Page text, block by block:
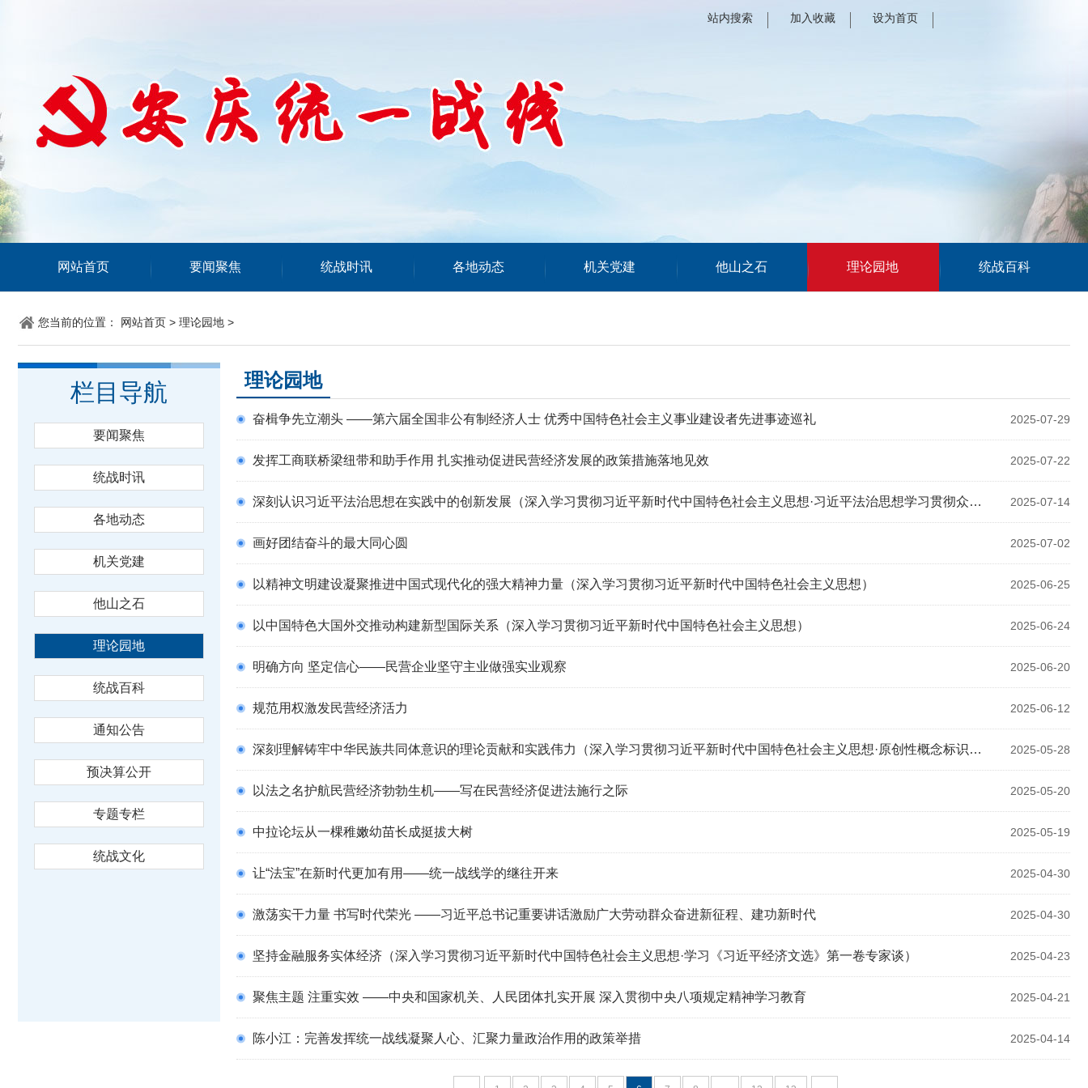
站内搜索 加入收藏 设为首页
网站首页 要闻聚焦 统战时讯 各地动态 机关党建 他山之石 理论园地 统战百科
您当前的位置： 网站首页 > 理论园地 >
栏目导航
要闻聚焦
统战时讯
各地动态
机关党建
他山之石
理论园地
统战百科
通知公告
预决算公开
专题专栏
统战文化
理论园地
2025-07-29
奋楫争先立潮头 ——第六届全国非公有制经济人士 优秀中国特色社会主义事业建设者先进事迹巡礼
2025-07-22
发挥工商联桥梁纽带和助手作用 扎实推动促进民营经济发展的政策措施落地见效
2025-07-14
深刻认识习近平法治思想在实践中的创新发展（深入学习贯彻习近平新时代中国特色社会主义思想·习近平法治思想学习贯彻众论）
2025-07-02
画好团结奋斗的最大同心圆
2025-06-25
以精神文明建设凝聚推进中国式现代化的强大精神力量（深入学习贯彻习近平新时代中国特色社会主义思想）
2025-06-24
以中国特色大国外交推动构建新型国际关系（深入学习贯彻习近平新时代中国特色社会主义思想）
2025-06-20
明确方向 坚定信心——民营企业坚守主业做强实业观察
2025-06-12
规范用权激发民营经济活力
2025-05-28
深刻理解铸牢中华民族共同体意识的理论贡献和实践伟力（深入学习贯彻习近平新时代中国特色社会主义思想·原创性概念标识性概念纵横谈）
2025-05-20
以法之名护航民营经济勃勃生机——写在民营经济促进法施行之际
2025-05-19
中拉论坛从一棵稚嫩幼苗长成挺拔大树
2025-04-30
让“法宝”在新时代更加有用——统一战线学的继往开来
2025-04-30
激荡实干力量 书写时代荣光 ——习近平总书记重要讲话激励广大劳动群众奋进新征程、建功新时代
2025-04-23
坚持金融服务实体经济（深入学习贯彻习近平新时代中国特色社会主义思想·学习《习近平经济文选》第一卷专家谈）
2025-04-21
聚焦主题 注重实效 ——中央和国家机关、人民团体扎实开展 深入贯彻中央八项规定精神学习教育
2025-04-14
陈小江：完善发挥统一战线凝聚人心、汇聚力量政治作用的政策举措